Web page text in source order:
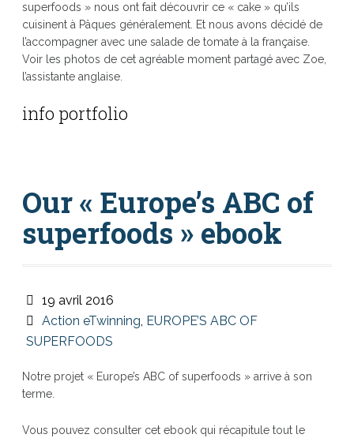
superfoods » nous ont fait découvrir ce « cake » qu’ils
cuisinent à Pâques généralement. Et nous avons décidé de
l’accompagner avec une salade de tomate à la française.
Voir les photos de cet agréable moment partagé avec Zoe,
l’assistante anglaise.
info portfolio
Our « Europe’s ABC of
superfoods » ebook
19 avril 2016
Action eTwinning, EUROPE’S ABC OF
SUPERFOODS
Notre projet « Europe’s ABC of superfoods » arrive à son
terme.
Vous pouvez consulter cet ebook qui récapitule tout le